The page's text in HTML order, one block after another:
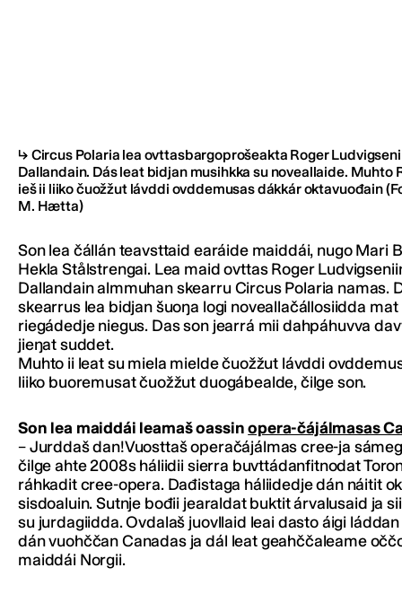
Circus Polaria lea ovttasbargoprošeakta Roger
Dallandain. Dás leat bidjan musihkka su noveallaide. Muhto
ieš ii liiko čuožžut lávddi ovddemusas dákkár oktavuođain
M. Hætta)
Son lea čállán teavsttaid earáide maiddái, nugo Mari
Hekla Stålstrengai. Lea maid ovttas Roger
Dallandain almmuhan skearru Circus Polaria namas.
skearrus lea bidjan šuoŋa logi noveallačállosiidda mat
riegádedje niegus. Das son jearrá mii dahpáhuvva
jieŋat suddet.
Muhto ii leat su miela mielde čuožžut lávddi
liiko buoremusat čuožžut duogábealde, čilge son.
Son lea maiddái leamaš oassinopera-čájálmasas
– Jurddaš dan!Vuosttaš operačájálmas cree-ja
čilge ahte 2008s háliidii sierra buvttádanfitnodat
ráhkadit cree-opera. Dađistaga háliidedje dán náitit
sisdoaluin. Sutnje bođii jearaldat buktit árvalusaid ja
su jurdagiidda. Ovdalaš juovllaid leai dasto áigi
dán vuohččan Canadas ja dál leat geahččaleame
maiddái Norgii.